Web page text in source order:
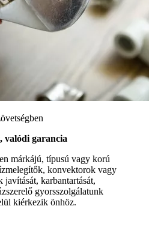
valódi garancia
márkájú, típusú vagy korú
konvektorok vagy
javítását, karbantartását,
gyorsszolgálatunk
kiérkezik önhöz.